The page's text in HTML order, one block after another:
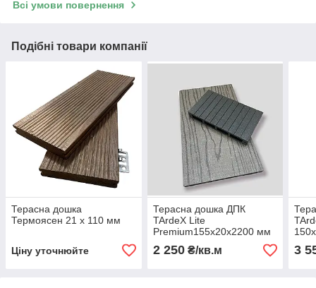
Всі умови повернення
Подібні товари компанії
Терасна дошка
Термоясен 21 х 110 мм
Ціну уточнюйте
Терасна дошка ДПК
TArdeX Lite
Premium155x20x2200 мм
2 250₴/кв.м 3